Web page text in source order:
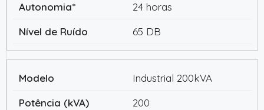
24 horas
65 DB
Industrial 200kVA
200